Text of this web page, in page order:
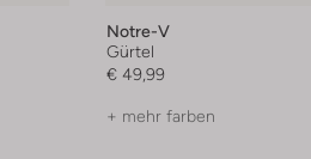
Notre-V
Gürtel
€ 49,99
+ mehr farben